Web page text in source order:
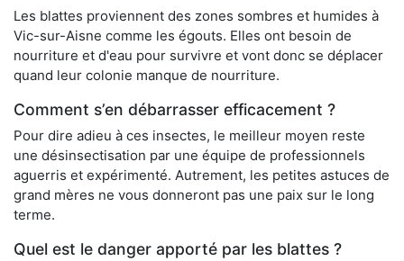
Les blattes proviennent des zones sombres et humides à
Vic-sur-Aisne comme les égouts. Elles ont besoin de
nourriture et d'eau pour survivre et vont donc se déplacer
quand leur colonie manque de nourriture.
Comment s’en débarrasser efficacement ?
Pour dire adieu à ces insectes, le meilleur moyen reste
une désinsectisation par une équipe de professionnels
aguerris et expérimenté. Autrement, les petites astuces de
grand mères ne vous donneront pas une paix sur le long
terme.
Quel est le danger apporté par les blattes ?